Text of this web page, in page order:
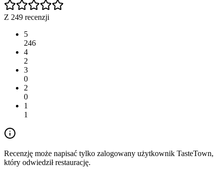
Z 249 recenzji
5
246
4
2
3
0
2
0
1
1
Recenzję może napisać tylko zalogowany użytkownik TasteTown,
który odwiedził restaurację.